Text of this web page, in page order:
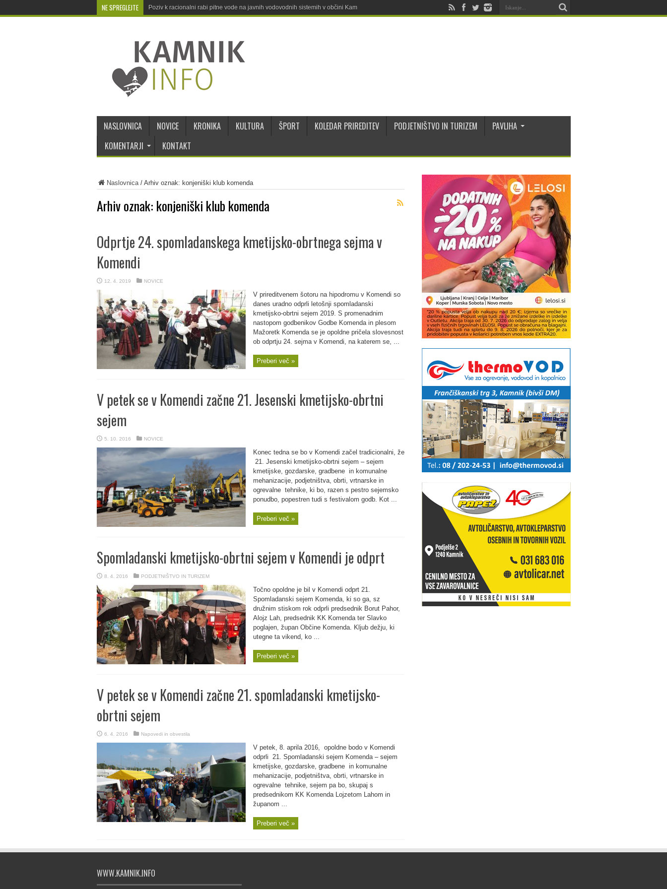
NE SPREGLEJTE Poziv k racionalni rabi pitne vode na javnih vodovodnih sistemih v občini Kamnik
NASLOVNICA NOVICE KRONIKA KULTURA ŠPORT KOLEDAR PRIREDITEV PODJETNIŠTVO IN TURIZEM
PAVLIHA
KOMENTARJI
KONTAKT
Naslovnica/ Arhiv oznak: konjeniški klub komenda
Arhiv oznak: konjeniški klub komenda
Odprtje 24. spomladanskega kmetijsko-obrtnega sejma v
Komendi
12. 4. 2019 NOVICE
V prireditvenem šotoru na hipodromu v Komendi so
danes uradno odprli letošnji spomladanski
kmetijsko-obrtni sejem 2019. S promenadnim
nastopom godbenikov Godbe Komenda in plesom
Mažoretk Komenda se je opoldne pričela slovesnost
ob odprtju 24. sejma v Komendi, na katerem se, ...
Preberi več »
V petek se v Komendi začne 21. Jesenski kmetijsko-obrtni
sejem
5. 10. 2016 NOVICE
Konec tedna se bo v Komendi začel tradicionalni, že
21. Jesenski kmetijsko-obrtni sejem – sejem
kmetijske, gozdarske, gradbene in komunalne
mehanizacije, podjetništva, obrti, vrtnarske in
ogrevalne tehnike, ki bo, razen s pestro sejemsko
ponudbo, popestren tudi s festivalom godb. Kot ...
Preberi več »
Spomladanski kmetijsko-obrtni sejem v Komendi je odprt
8. 4. 2016 PODJETNIŠTVO IN TURIZEM
Točno opoldne je bil v Komendi odprt 21.
Spomladanski sejem Komenda, ki so ga, sz
družnim stiskom rok odprli predsednik Borut Pahor,
Alojz Lah, predsednik KK Komenda ter Slavko
poglajen, župan Občine Komenda. Kljub dežju, ki
utegne ta vikend, ko ...
Preberi več »
V petek se v Komendi začne 21. spomladanski kmetijsko-
obrtni sejem
6. 4. 2016 Napovedi in obvestila
V petek, 8. aprila 2016, opoldne bodo v Komendi
odprli 21. Spomladanski sejem Komenda – sejem
kmetijske, gozdarske, gradbene in komunalne
mehanizacije, podjetništva, obrti, vrtnarske in
ogrevalne tehnike, sejem pa bo, skupaj s
predsednikom KK Komenda Lojzetom Lahom in
županom ...
Preberi več »
WWW.KAMNIK.INFO